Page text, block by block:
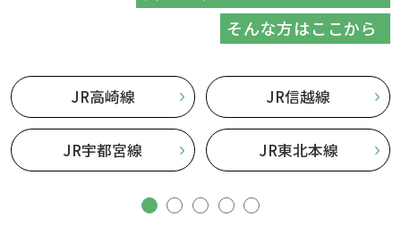
そんな方はここから
JR高崎線 JR信越線
JR宇都宮線 JR東北本線